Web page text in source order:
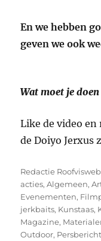
En we hebben
geven we ook
Wat moet je
Like de video en
de Doiyo
Auteur
Redactie Roofvisweb
acties,Algemeen,
Evenementen,
jerkbaits, Kunstaas,
Magazine,
Outdoor,